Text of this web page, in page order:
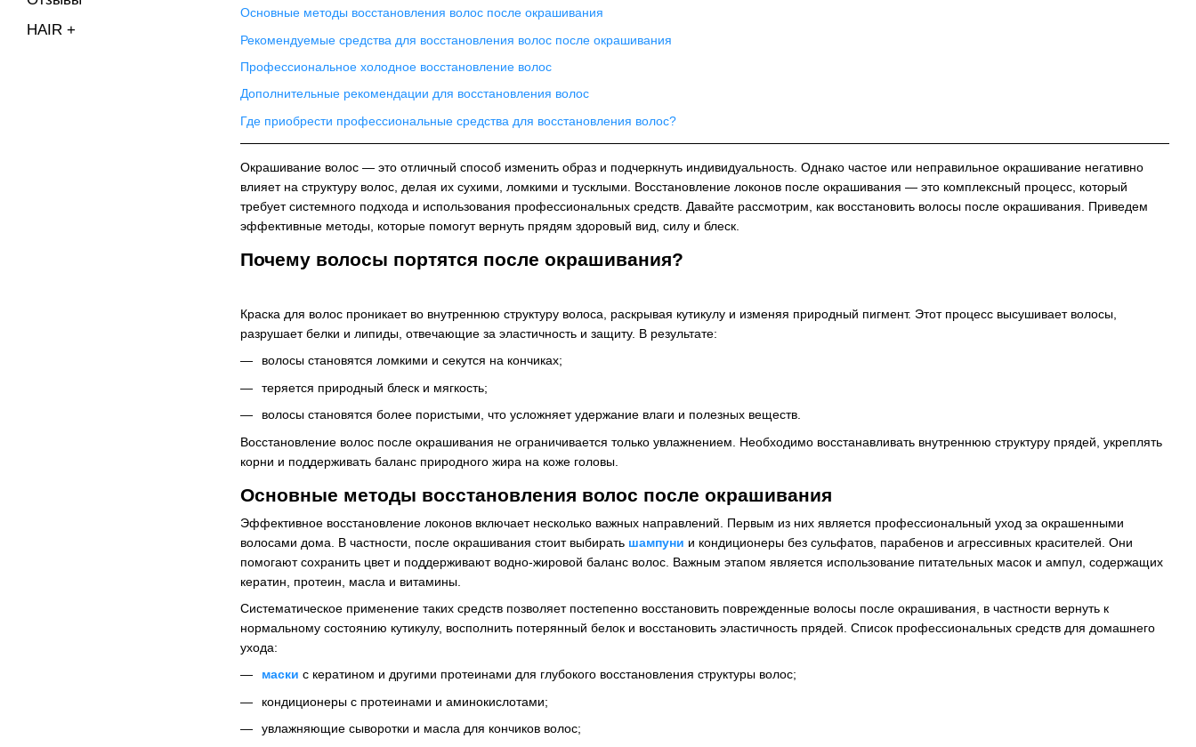
Основные методы восстановления волос после окрашивания
Рекомендуемые средства для восстановления волос после окрашивания
Профессиональное холодное восстановление волос
Дополнительные рекомендации для восстановления волос
Где приобрести профессиональные средства для восстановления волос?
Окрашивание волос — это отличный способ изменить образ и подчеркнуть индивидуальность. Однако частое или неправильное окрашивание негативно
влияет на структуру волос, делая их сухими, ломкими и тусклыми. Восстановление локонов после окрашивания — это комплексный процесс, который
требует системного подхода и использования профессиональных средств. Давайте рассмотрим, как восстановить волосы после окрашивания. Приведем
эффективные методы, которые помогут вернуть прядям здоровый вид, силу и блеск.
Почему волосы портятся после окрашивания?
Краска для волос проникает во внутреннюю структуру волоса, раскрывая кутикулу и изменяя природный пигмент. Этот процесс высушивает волосы,
разрушает белки и липиды, отвечающие за эластичность и защиту. В результате:
волосы становятся ломкими и секутся на кончиках;
теряется природный блеск и мягкость;
волосы становятся более пористыми, что усложняет удержание влаги и полезных веществ.
Восстановление волос после окрашивания не ограничивается только увлажнением. Необходимо восстанавливать внутреннюю структуру прядей, укреплять
корни и поддерживать баланс природного жира на коже головы.
Основные методы восстановления волос после окрашивания
Эффективное восстановление локонов включает несколько важных направлений. Первым из них является профессиональный уход за окрашенными
волосами дома. В частности, после окрашивания стоит выбирать шампуни и кондиционеры без сульфатов, парабенов и агрессивных красителей. Они
помогают сохранить цвет и поддерживают водно-жировой баланс волос. Важным этапом является использование питательных масок и ампул, содержащих
кератин, протеин, масла и витамины.
Систематическое применение таких средств позволяет постепенно восстановить поврежденные волосы после окрашивания, в частности вернуть к
нормальному состоянию кутикулу, восполнить потерянный белок и восстановить эластичность прядей. Список профессиональных средств для домашнего
ухода:
маски с кератином и другими протеинами для глубокого восстановления структуры волос;
кондиционеры с протеинами и аминокислотами;
увлажняющие сыворотки и масла для кончиков волос;
HAIR +